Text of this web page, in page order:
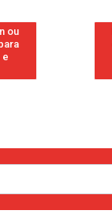
ou
e